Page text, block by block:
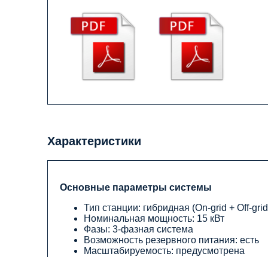
Характеристики
Основные параметры системы
Тип станции: гибридная (On-grid + Off-
Номинальная мощность: 15 кВт
Фазы: 3-фазная система
Возможность резервного питания: есть
Масштабируемость: предусмотрена